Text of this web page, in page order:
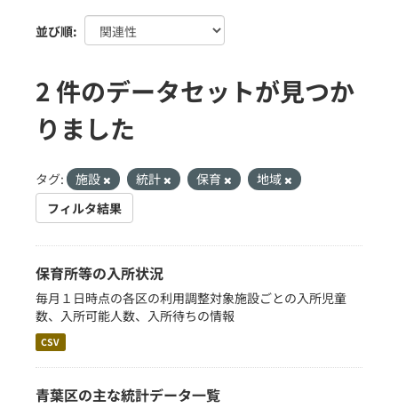
並び順
2 件のデータセットが見つか
りました
タグ: 施設 統計 保育
地域
フィルタ結果
保育所等の入所状況
毎月１日時点の各区の利用調整対象施設ごとの入所児童
数、入所可能人数、入所待ちの情報
CSV
青葉区の主な統計データ一覧